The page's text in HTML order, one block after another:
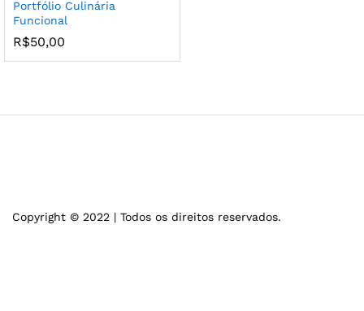
Portfólio Culinária
Funcional
R$50,00
Copyright © 2022 | Todos os direitos reservados.